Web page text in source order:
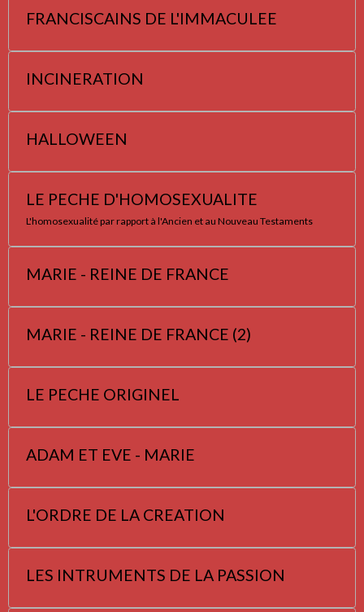
FRANCISCAINS DE L'IMMACULEE
INCINERATION
HALLOWEEN
LE PECHE D'HOMOSEXUALITE
L'homosexualité par rapport à l'Ancien et au Nouveau Testaments
MARIE - REINE DE FRANCE
MARIE - REINE DE FRANCE (2)
LE PECHE ORIGINEL
ADAM ET EVE - MARIE
L'ORDRE DE LA CREATION
LES INTRUMENTS DE LA PASSION